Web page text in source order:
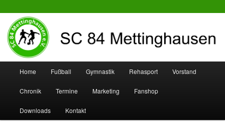
SC 84 Mettinghausen
Zum
Inhalt
wechseln
Zum
sekundären
Inhalt
Home Fußball Gymnastik Rehasport Vorstand
Chronik Termine Marketing Fanshop
Downloads Kontakt